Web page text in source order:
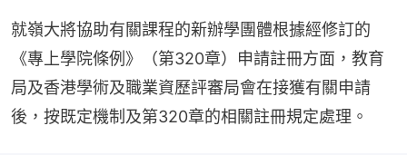
就嶺大將協助有關課程的新辦學團體根據經修訂的
《專上學院條例》（第320章）申請註冊方面，教育
局及香港學術及職業資歷評審局會在接獲有關申請
後，按既定機制及第320章的相關註冊規定處理。